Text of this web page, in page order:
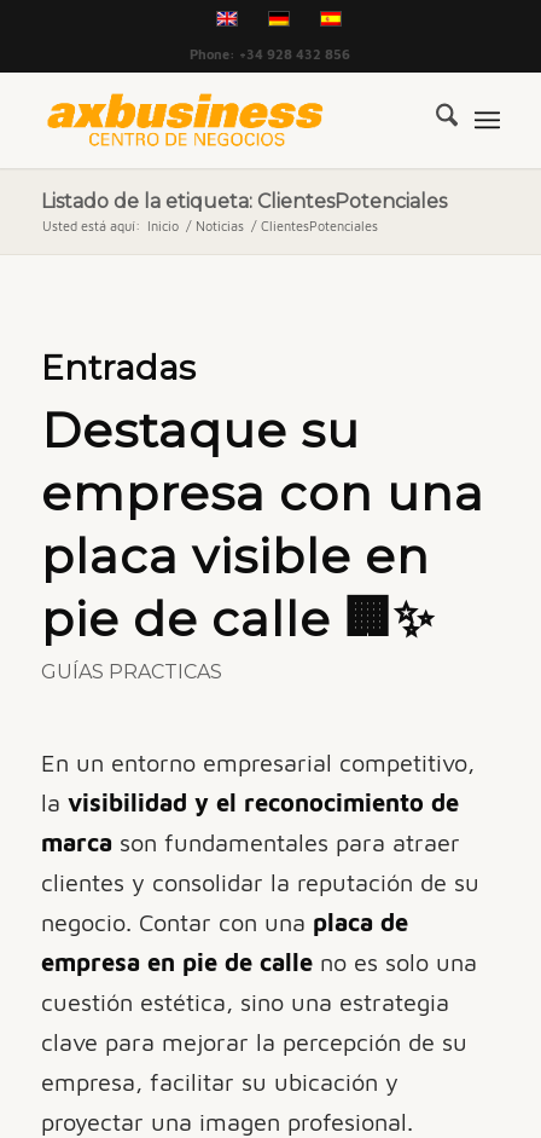
Phone: +34 928 432 856
Listado de la etiqueta: ClientesPotenciales
Usted está aquí: Inicio / Noticias / ClientesPotenciales
Entradas
Destaque su
empresa con una
placa visible en
pie de calle 🏢✨
GUÍAS PRACTICAS
En un entorno empresarial competitivo,
la visibilidad y el reconocimiento de
marcason fundamentales para atraer
clientes y consolidar la reputación de su
negocio. Contar con una placa de
empresa en pie de calleno es solo una
cuestión estética, sino una estrategia
clave para mejorar la percepción de su
empresa, facilitar su ubicación y
proyectar una imagen profesional.